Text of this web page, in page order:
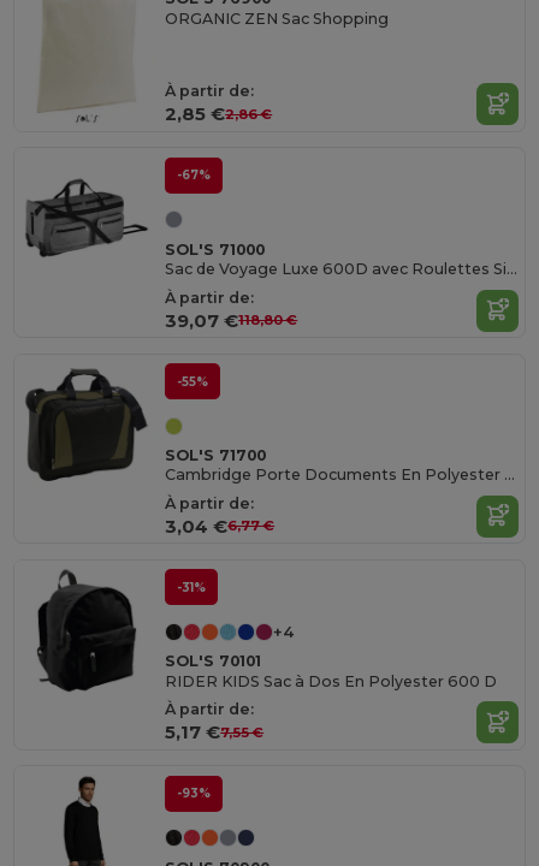
ORGANIC ZEN Sac Shopping
À partir de:
2,85 €2,86 €
-67%
SOL'S 71000
Sac de Voyage Luxe 600D avec Roulettes Silencieuses
À partir de:
39,07 €118,80 €
-55%
SOL'S 71700
Cambridge Porte Documents En Polyester 600 D
À partir de:
3,04 €6,77 €
-31%
+4
SOL'S 70101
RIDER KIDS Sac à Dos En Polyester 600 D
À partir de:
5,17 €7,55 €
-93%